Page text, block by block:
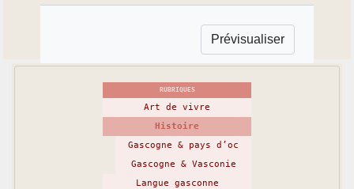
RUBRIQUES
Art de vivre
Histoire
Gascogne & pays d’oc
Gascogne & Vasconie
Langue gasconne